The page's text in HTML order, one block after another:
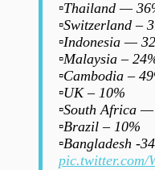
▫️Thailand —
▫️Switzerland –
▫️Indonesia —
▫️Malaysia –
▫️Cambodia –
▫️UK – 10%
▫️South Africa
▫️Brazil – 10%
▫️Bangladesh -
pic.twitter.com/